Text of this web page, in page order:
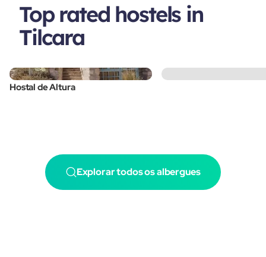
Top rated hostels in
Tilcara
Hostal de Altura
Explorar todos os albergues